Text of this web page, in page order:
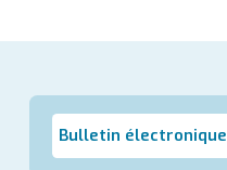
Bulletin électronique